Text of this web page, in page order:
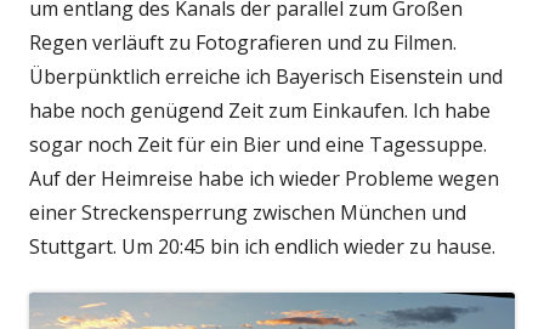
um entlang des Kanals der parallel zum Großen
Regen verläuft zu Fotografieren und zu Filmen.
Überpünktlich erreiche ich Bayerisch Eisenstein und
habe noch genügend Zeit zum Einkaufen. Ich habe
sogar noch Zeit für ein Bier und eine Tagessuppe.
Auf der Heimreise habe ich wieder Probleme wegen
einer Streckensperrung zwischen München und
Stuttgart. Um 20:45 bin ich endlich wieder zu hause.